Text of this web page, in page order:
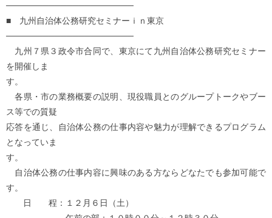
─────────────────────
■ 九州自治体公務研究セミナーｉｎ東京
─────────────────────
九州７県３政令市合同で、東京にて九州自治体公務研究セミナー
を開催しま
す。
各県・市の業務概要の説明、現役職員とのグループトークやブー
ス等での質疑
応答を通じ、自治体公務の仕事内容や魅力が理解できるプログラム
となっていま
す。
自治体公務の仕事内容に興味のある方ならどなたでも参加可能で
す。
日 程：１２月６日（土）